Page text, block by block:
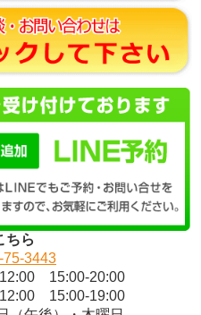
ちら
75-3443
15:00-20:00
15:00-19:00